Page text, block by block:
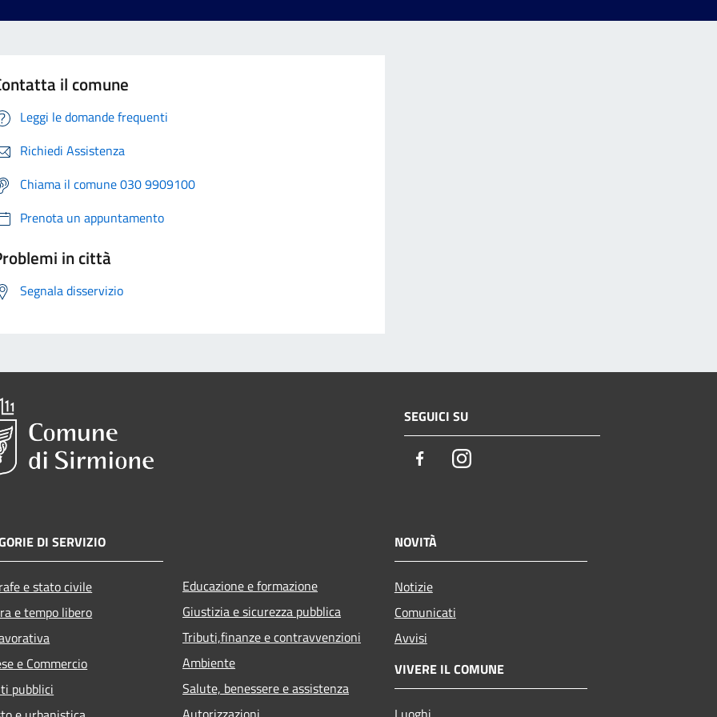
il comune
Leggi le domande frequenti
Richiedi Assistenza
Chiama il comune 030 9909100
Prenota un appuntamento
in città
Segnala disservizio
SEGUICI SU
FacebookInstagram
DI SERVIZIO
e stato civile
e tempo libero
e Commercio
pubblici
Educazione e formazione
Giustizia e sicurezza pubblica
Tributi,finanze e contravvenzioni
Ambiente
Salute, benessere e assistenza
NOVITÀ
Notizie
Comunicati
Avvisi
VIVERE IL COMUNE